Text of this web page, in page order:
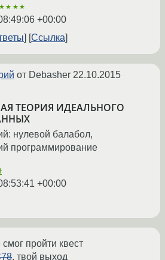
+00:00
Ссылка
от Debasher 22.10.2015
ТЕОРИЯ ИДЕАЛЬНОГО
нулевой балабол,
программирование
+00:00
пройти квест
, твой выход